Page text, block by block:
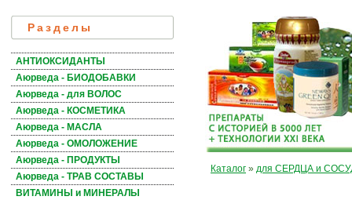
Разделы
АНТИОКСИДАНТЫ
Аюрведа - БИОДОБАВКИ
Аюрведа - для ВОЛОС
Аюрведа - КОСМЕТИКА
Аюрведа - МАСЛА
Аюрведа - ОМОЛОЖЕНИЕ
Аюрведа - ПРОДУКТЫ
Аюрведа - ТРАВ СОСТАВЫ
ВИТАМИНЫ и МИНЕРАЛЫ
Каталог » для СЕРДЦА и